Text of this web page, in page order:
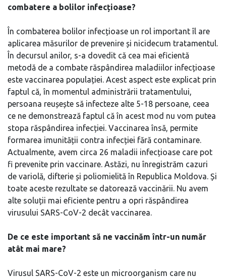
combatere a bolilor infecțioase?
În combaterea bolilor infecțioase un rol important îl are
aplicarea măsurilor de prevenire și nicidecum tratamentul.
În decursul anilor, s-a dovedit că cea mai eficientă
metodă de a combate răspândirea maladiilor infecțioase
este vaccinarea populației. Acest aspect este explicat prin
faptul că, în momentul administrării tratamentului,
persoana reușește să infecteze alte 5-18 persoane, ceea
ce ne demonstrează faptul că în acest mod nu vom putea
stopa răspândirea infecției. Vaccinarea însă, permite
formarea imunității contra infecției fără contaminare.
Actualmente, avem circa 26 maladii infecțioase care pot
fi prevenite prin vaccinare. Astăzi, nu înregistrăm cazuri
de variolă, difterie și poliomielită în Republica Moldova. Și
toate aceste rezultate se datorează vaccinării. Nu avem
alte soluții mai eficiente pentru a opri răspândirea
virusului SARS-CoV-2 decât vaccinarea.
De ce este important să ne vaccinăm într-un număr
atât mai mare?
Virusul SARS-CoV-2 este un microorganism care nu